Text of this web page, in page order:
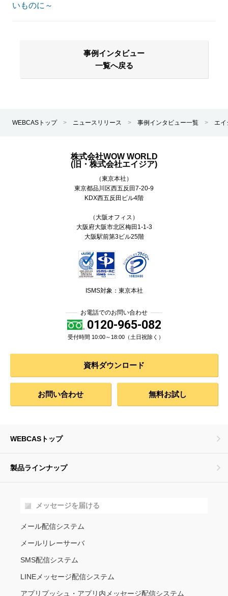
いものに～
事例インタビュー
一覧へ戻る
WEBCASトップ > ニュースリリース > 事例インタビュー一覧 > エイ
株式会社WOW WORLD
(旧・株式会社エイジア)
（東京本社）
東京都品川区西五反田7-20-9
KDX西五反田ビル4階
（大阪オフィス）
大阪府大阪市北区梅田1-1-3
大阪駅前第3ビル25階
ISMS対象：東京本社
お電話でのお問い合わせ
0120-965-082
受付時間 10:00～18:00（土日祝除く）
資料ダウンロード
お問い合わせ 無料お試し
WEBCASトップ
製品ラインナップ
メッセージを届ける
メール配信システム
メールリレーサーバ
SMS配信システム
LINEメッセージ配信システム
アプリプッシュ・アプリ内メッセージ配信システム